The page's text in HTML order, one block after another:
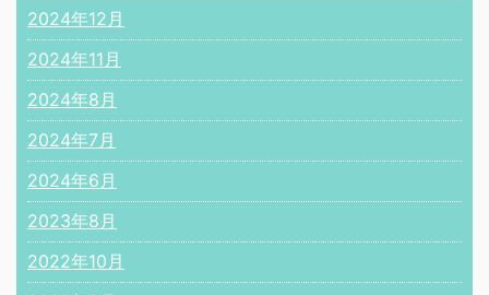
2024年12月
2024年11月
2024年8月
2024年7月
2024年6月
2023年8月
2022年10月